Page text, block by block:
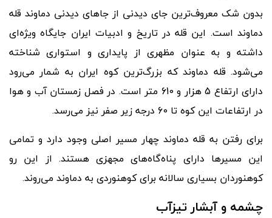
بدون شک معروفترین جای دیدنی از جاهای دیدنی دماوند قله
دماوند است. این قله در تاریخ و ادبیات ایران جایگاه ویژهای
داشته و به عنوان مظهری از پایداری و استواری شناخته
میشود. قله دماوند که بزرگترین کوه ایران به شمار میرود
دارای ارتفاع 5 هزار و 610 متر است. در فصل زمستان آب و هوا
در ارتفاعات این کوه تا 60 درجه زیر صفر نیز می
رسد.
برای رفتن به قله دماوند چهار مسیر اصلی وجود دارد و تمامی
این مسیرها دارای پناهگاههای مجهزی هستند. از این رو
کوهنوردان بسیاری سالانه برای کوهنوردی به دماوند میروند.
چشمه و آبشار تیزآب